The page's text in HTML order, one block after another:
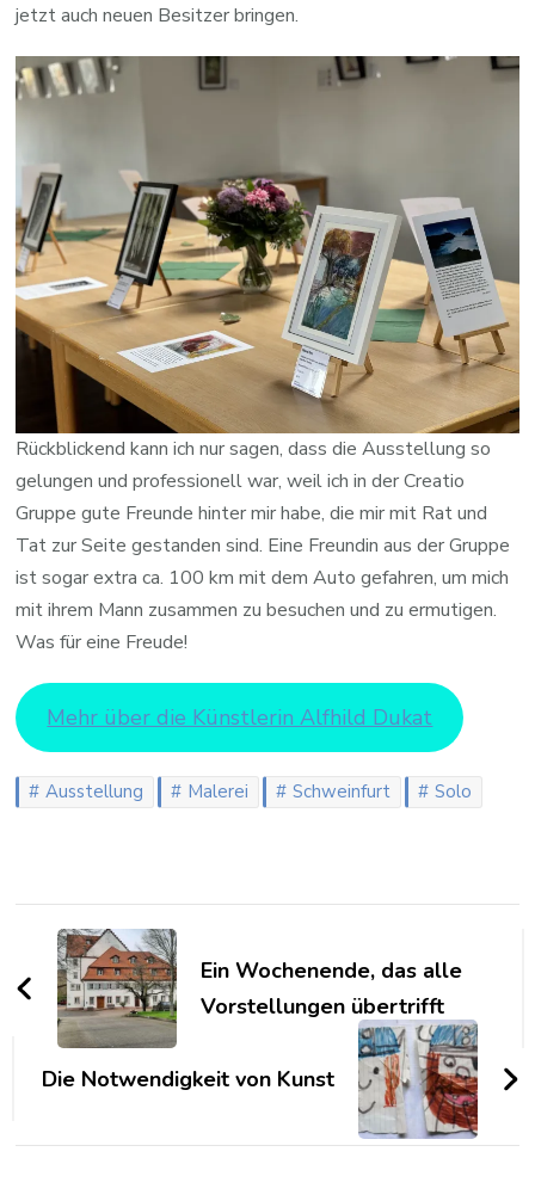
jetzt auch neuen Besitzer bringen.
Rückblickend kann ich nur sagen, dass die Ausstellung so
gelungen und professionell war, weil ich in der Creatio
Gruppe gute Freunde hinter mir habe, die mir mit Rat und
Tat zur Seite gestanden sind. Eine Freundin aus der Gruppe
ist sogar extra ca. 100 km mit dem Auto gefahren, um mich
mit ihrem Mann zusammen zu besuchen und zu ermutigen.
Was für eine Freude!
Mehr über die Künstlerin Alfhild Dukat
Ausstellung Malerei Schweinfurt Solo
Beitragsnavigation
Ein Wochenende, das alle
Vorstellungen übertrifft
Die Notwendigkeit von Kunst